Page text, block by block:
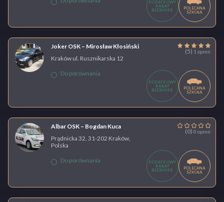
DODATKOWY
RABAT
BEDRIVER
POLECANA
SZKOŁA
Joker OSK – Mirosław Kłosiński
(5) 1 opinii
Kraków ul. Rusznikarska 12
Do porównania
DODATKOWY
RABAT
BEDRIVER
POLECANA
SZKOŁA
Albar OSK – Bogdan Kuca
(0) 0 opinii
Prądnicka 32, 31-202 Kraków,
Polska
Do porównania
DODATKOWY
RABAT
BEDRIVER
POLECANA
SZKOŁA